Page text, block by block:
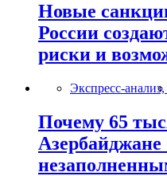
Новые
России
риски и
Экспресс-анализ,
Почему 65
Азербайджане